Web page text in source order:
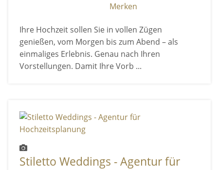
Merken
Ihre Hochzeit sollen Sie in vollen Zügen
genießen, vom Morgen bis zum Abend – als
einmaliges Erlebnis. Genau nach Ihren
Vorstellungen. Damit Ihre Vorb ...
Stiletto Weddings - Agentur für